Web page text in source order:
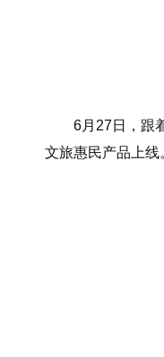
6月27日，跟着“
文旅惠民产品上线